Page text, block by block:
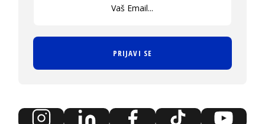
PRIJAVI SE